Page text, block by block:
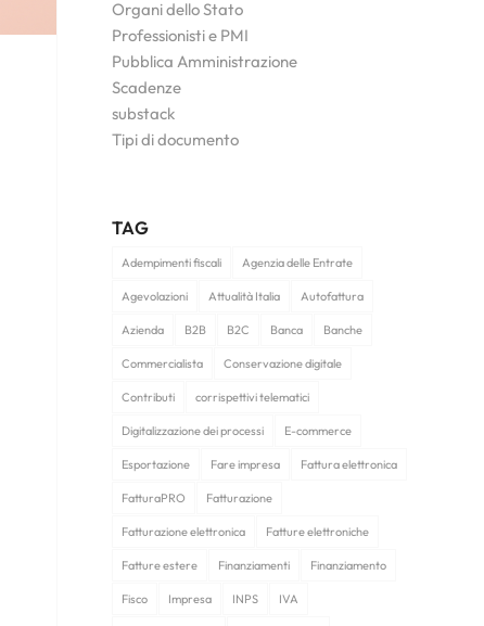
Organi dello Stato
Professionisti e PMI
Pubblica Amministrazione
Scadenze
substack
Tipi di documento
TAG
Adempimenti fiscali Agenzia delle Entrate
Agevolazioni Attualità Italia Autofattura
Azienda B2B B2C Banca Banche
Commercialista Conservazione digitale
Contributi corrispettivi telematici
Digitalizzazione dei processi E-commerce
Esportazione Fare impresa Fattura elettronica
FatturaPRO Fatturazione
Fatturazione elettronica Fatture elettroniche
Fatture estere Finanziamenti Finanziamento
Fisco Impresa INPS IVA